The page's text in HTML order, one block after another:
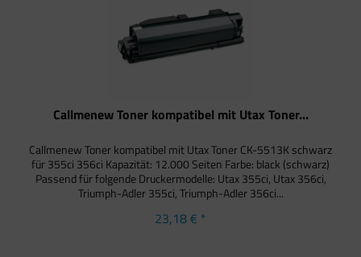
Callmenew Toner kompatibel mit Utax Toner...
Callmenew Toner kompatibel mit Utax Toner CK-5513K schwarz
für 355ci 356ci Kapazität: 12.000 Seiten Farbe: black (schwarz)
Passend für folgende Druckermodelle: Utax 355ci, Utax 356ci,
Triumph-Adler 355ci, Triumph-Adler 356ci...
23,18 € *